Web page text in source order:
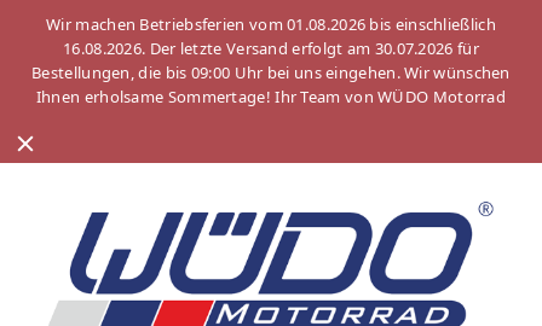
Wir machen Betriebsferien vom 01.08.2026 bis einschließlich
16.08.2026. Der letzte Versand erfolgt am 30.07.2026 für
Bestellungen, die bis 09:00 Uhr bei uns eingehen. Wir wünschen
Ihnen erholsame Sommertage! Ihr Team von WÜDO Motorrad